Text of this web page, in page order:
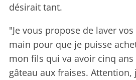
désirait tant.
"Je vous propose de laver
main pour que je puisse
mon fils qui va avoir cinq
gâteau aux fraises. Attention,